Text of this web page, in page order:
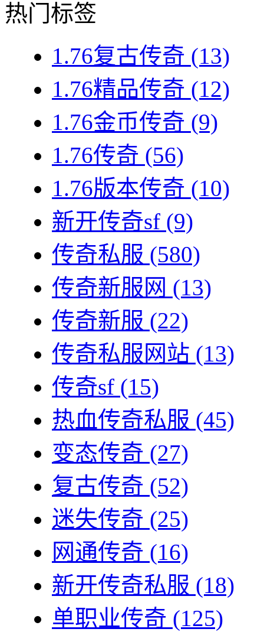
热门标签
1.76复古传奇 (13)
1.76精品传奇 (12)
1.76金币传奇 (9)
1.76传奇 (56)
1.76版本传奇 (10)
新开传奇sf (9)
传奇私服 (580)
传奇新服网 (13)
传奇新服 (22)
传奇私服网站 (13)
传奇sf (15)
热血传奇私服 (45)
变态传奇 (27)
复古传奇 (52)
迷失传奇 (25)
网通传奇 (16)
新开传奇私服 (18)
单职业传奇 (125)